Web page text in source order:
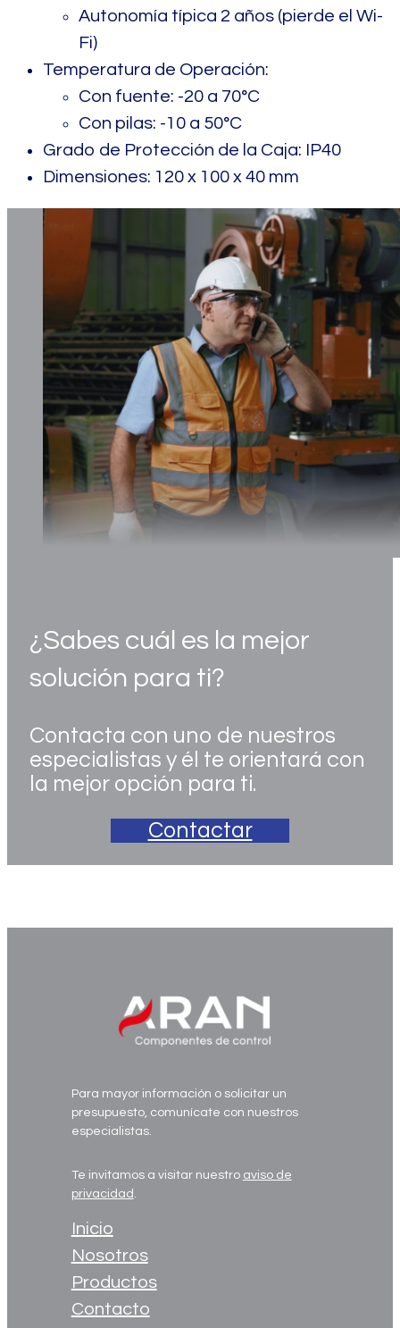
Autonomía típica 2 años (pierde el Wi-
Fi)
Temperatura de Operación:
Con fuente: -20 a 70°C
Con pilas: -10 a 50°C
Grado de Protección de la Caja: IP40
Dimensiones: 120 x 100 x 40 mm
¿Sabes cuál es la mejor
solución para ti?
Contacta con uno de nuestros
especialistas y él te orientará con
la mejor opción para ti.
Contactar
Para mayor información o solicitar un
presupuesto, comunícate con nuestros
especialistas.
Te invitamos a visitar nuestro aviso de
privacidad .
Inicio
Nosotros
Productos
Contacto